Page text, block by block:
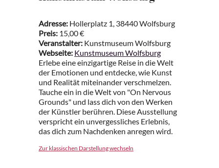
Adresse: Hollerplatz 1, 38440 Wolfsburg
Preis: 15,00 €
Veranstalter: Kunstmuseum Wolfsburg
Webseite: Kunstmuseum Wolfsburg
Erlebe eine einzigartige Reise in die Welt
der Emotionen und entdecke, wie Kunst
und Realität miteinander verschmelzen.
Tauche ein in die Welt von "On Nervous
Grounds" und lass dich von den Werken
der Künstler berühren. Diese Ausstellung
verspricht ein unvergessliches Erlebnis,
das dich zum Nachdenken anregen wird.
Zur klassischen Darstellung wechseln